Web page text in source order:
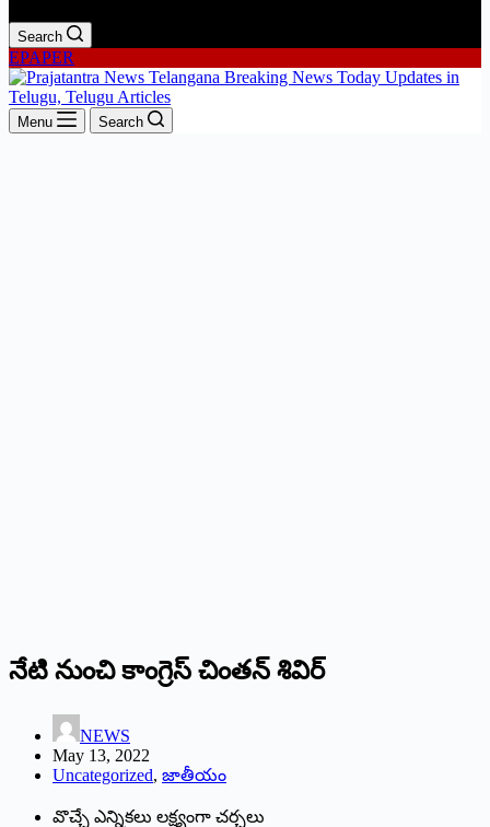
Search
EPAPER
Menu Search
నేటి నుంచి కాంగ్రెస్‌ ‌చింతన్‌ ‌శివిర్‌
NEWS
May 13, 2022
Uncategorized, జాతీయం
‌వొచ్చే ఎన్నికలు లక్ష్యంగా చర్చలు